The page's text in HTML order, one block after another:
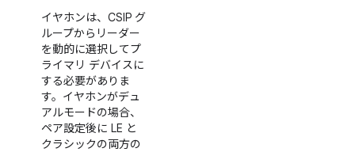
イヤホンは、CSIP グ
ループからリーダー
を動的に選択してプ
ライマリ デバイスに
する必要がありま
す。イヤホンがデュ
アルモードの場合、
ペア設定後に LE と
クラシックの両方の